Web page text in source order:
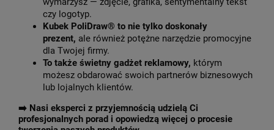
czy logotyp.
Kubek PoliDraw® to nie tylko doskonały
prezent, ale również potężne narzędzie promocyjne
dla Twojej firmy.
To także świetny gadżet reklamowy, którym
możesz obdarować swoich partnerów biznesowych
lub lojalnych klientów.
➡️ Nasi eksperci z przyjemnością udzielą Ci
profesjonalnych porad i opowiedzą więcej o procesie